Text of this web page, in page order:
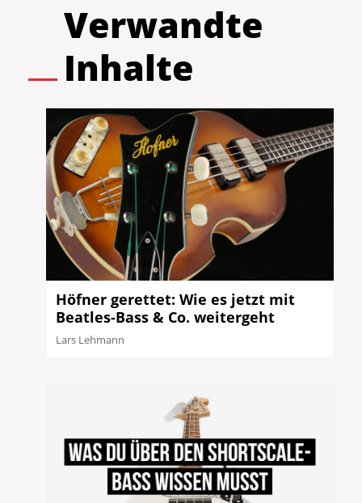
Verwandte
Inhalte
Höfner gerettet: Wie es jetzt mit
Beatles-Bass & Co. weitergeht
Lars Lehmann